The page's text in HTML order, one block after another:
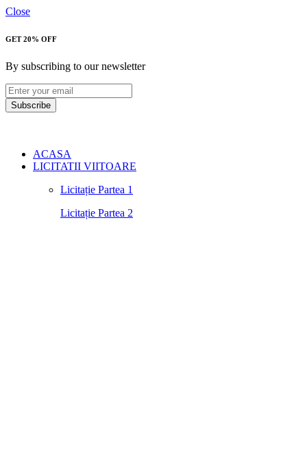
Close
GET 20% OFF
By subscribing to our newsletter
Subscribe
ACASA
LICITATII VIITOARE
Licitație Partea 1
Licitație Partea 2